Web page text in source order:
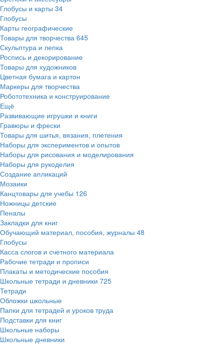
Глобусы и карты 34
Глобусы
Карты географические
Товары для творчества 645
Скульптура и лепка
Роспись и декорирование
Товары для художников
Цветная бумага и картон
Маркеры для творчества
Робототехника и конструирование
Ещё
Развивающие игрушки и книги
Гравюры и фрески
Товары для шитья, вязания, плетения
Наборы для экспериментов и опытов
Наборы для рисования и моделирования
Наборы для рукоделия
Создание апликаций
Мозаики
Канцтовары для учебы 126
Ножницы детские
Пеналы
Закладки для книг
Обучающий материал, пособия, журналы 48
Глобусы
Касса слогов и счетного материала
Рабочие тетради и прописи
Плакаты и методические пособия
Школьные тетради и дневники 725
Тетради
Обложки школьные
Папки для тетрадей и уроков труда
Подставки для книг
Школьные наборы
Школьные дневники